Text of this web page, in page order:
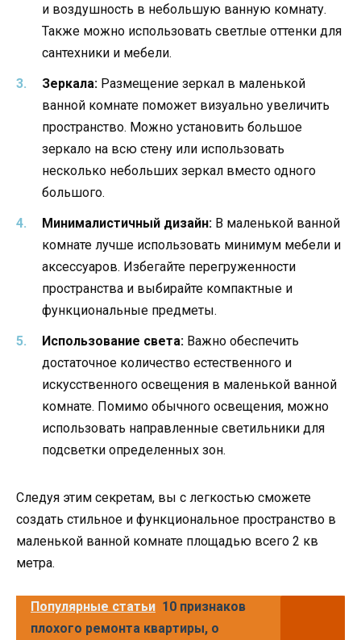
и воздушность в небольшую ванную комнату.
Также можно использовать светлые оттенки для
сантехники и мебели.
Зеркала: Размещение зеркал в маленькой
ванной комнате поможет визуально увеличить
пространство. Можно установить большое
зеркало на всю стену или использовать
несколько небольших зеркал вместо одного
большого.
Минималистичный дизайн: В маленькой ванной
комнате лучше использовать минимум мебели и
аксессуаров. Избегайте перегруженности
пространства и выбирайте компактные и
функциональные предметы.
Использование света: Важно обеспечить
достаточное количество естественного и
искусственного освещения в маленькой ванной
комнате. Помимо обычного освещения, можно
использовать направленные светильники для
подсветки определенных зон.
Следуя этим секретам, вы с легкостью сможете
создать стильное и функциональное пространство в
маленькой ванной комнате площадью всего 2 кв
метра.
Популярные статьи 10 признаков
плохого ремонта квартиры, о